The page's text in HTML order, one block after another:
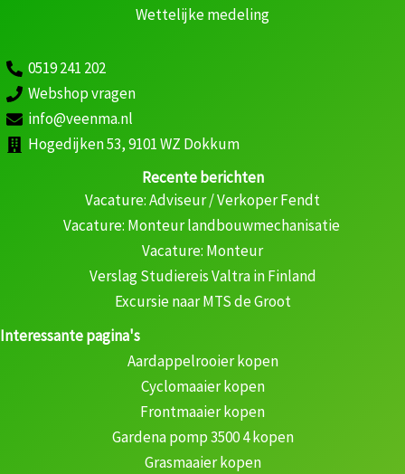
Wettelijke medeling
0519 241 202
Webshop vragen
info@veenma.nl
Hogedijken 53, 9101 WZ Dokkum
Recente berichten
Vacature: Adviseur / Verkoper Fendt
Vacature: Monteur landbouwmechanisatie
Vacature: Monteur
Verslag Studiereis Valtra in Finland
Excursie naar MTS de Groot
Interessante pagina's
Aardappelrooier kopen
Cyclomaaier kopen
Frontmaaier kopen
Gardena pomp 3500 4 kopen
Grasmaaier kopen